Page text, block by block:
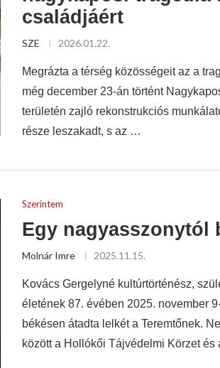
családjáért
SZE 2026.01.22.
Megrázta a térség közösségeit az a
még december 23-án történt
területén zajló rekonstrukciós
része leszakadt, s az …
Szerintem
Egy nagyasszonytól
Molnár Imre 2025.11.15.
Kovács Gergelyné kultúrtörténész,
életének 87. évében 2025. november
békésen átadta lelkét a Teremtőnek.
között a Hollókői Tájvédelmi Körzet